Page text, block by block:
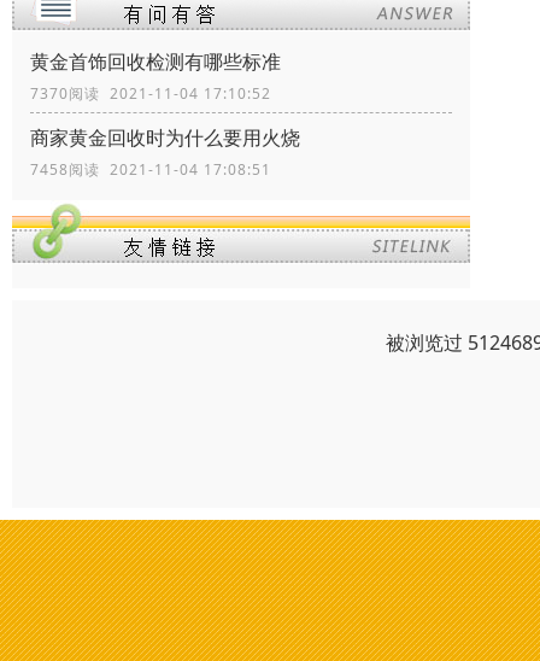
黄金首饰回收检测有哪些标准
7370阅读 2021-11-04 17:10:52
商家黄金回收时为什么要用火烧
7458阅读 2021-11-04 17:08:51
被浏览过